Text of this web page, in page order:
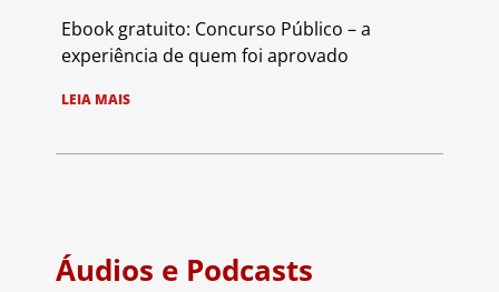
Ebook gratuito: Concurso Público – a
experiência de quem foi aprovado
LEIA MAIS
Áudios e Podcasts